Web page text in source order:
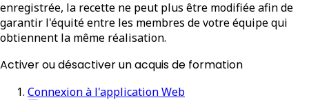
enregistrée, la recette ne peut plus être modifiée afin de
garantir l'équité entre les membres de votre équipe qui
obtiennent la même réalisation.
Activer ou désactiver un acquis de formation
Connexion à l'application Web